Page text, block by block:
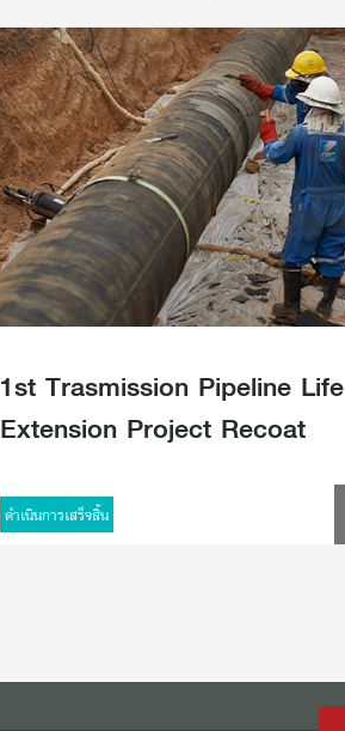
1st Trasmission Pipeline Life
Extension Project Recoat
ดำเนินการเสร็จสิ้น